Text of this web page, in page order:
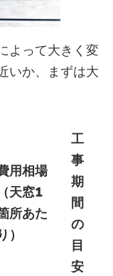
よって大きく変
いか、まずは大
用相場
（天窓1
所あた
り）
工
事
期
間
の
目
安